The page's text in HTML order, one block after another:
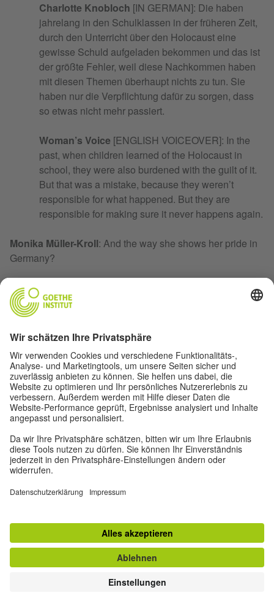
Charlotte Knobloch [IN GERMAN]: Die haben
jahrelang in den Schulklassen in der früheren Zeit,
durch den Unterricht über den Holocaust eine
gewisse Schuld aufgeladen bekommen und das ist
der größte Fehler, weil diese Nachkommen haben
mit diesen Themen überhaupt nichts zu tun. Sie
haben nur die Verpflichtung dafür zu sorgen, dass
so etwas nicht mehr passiert.
Woman’s Voice [ENGLISH VOICEOVER]: In the
past, when children learned of the Holocaust in
school, they were also burdened with the guilt of it.
But that was a mistake, because they weren’t
responsible for what happened. But they are
responsible for making sure it never happens again.
Monika Müller-Kroll: And the way she shows her pride in
Germany?
[IN GERMAN]: Dass ich hier
bin und hier bleibe ...
Sylvia Cunningham : With everything that happened to
her and her family, she’s still here.
[MUSIC STARTS]
Cigdem Toprak: When we were young, or when we
were born we were foreigners – so ‘Ausländer.’
Monika Müller-Kroll: Cigdem Toprak is a journalist and
author. She was born in Germany in 1987. Cigdem has
about identity.
Cigdem Toprak: This was the term of us, we called
ourselves as ‘Ausländer,’ and it was very official that
we do not belong to that society.
: In her 2020 book,